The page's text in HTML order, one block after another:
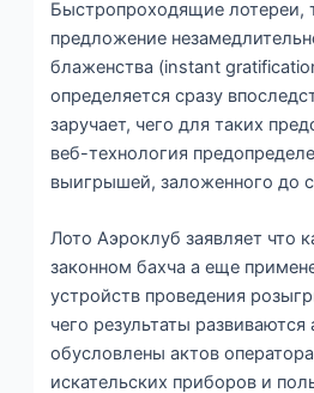
Быстропроходящие лотереи,
предложение
блаженства (instant
определяется сразу
заручает, чего для таких
веб-технология
выигрышей, заложенного до
Лото Аэроклуб заявляет что
законном бахча а еще
устройств проведения
чего результаты
обусловлены актов
искательских приборов и